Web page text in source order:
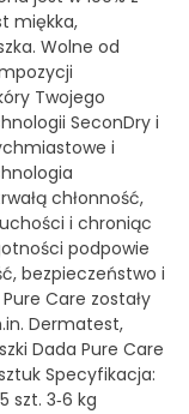
miękka,
Wolne od
Twojego
SeconDry i
i
chłonność,
i chroniąc
podpowie
bezpieczeństwo i
Care zostały
Dermatest,
Dada Pure Care
Specyfikacja:
szt. 3‑6 kg